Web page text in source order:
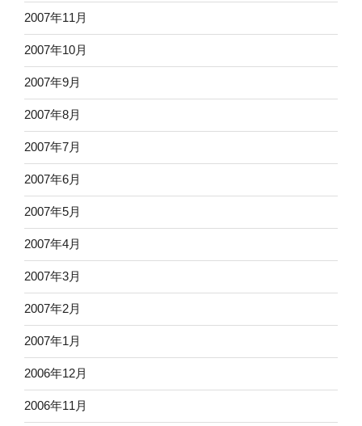
2007年11月
2007年10月
2007年9月
2007年8月
2007年7月
2007年6月
2007年5月
2007年4月
2007年3月
2007年2月
2007年1月
2006年12月
2006年11月